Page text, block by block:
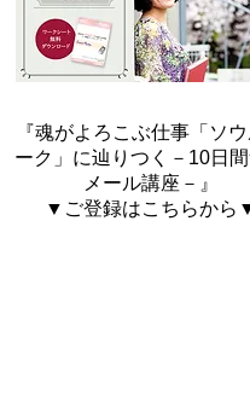
『魂がよろこぶ仕事「ソ
ーク」に辿りつく－10日
メール講座－』
▼ご登録はこちらから